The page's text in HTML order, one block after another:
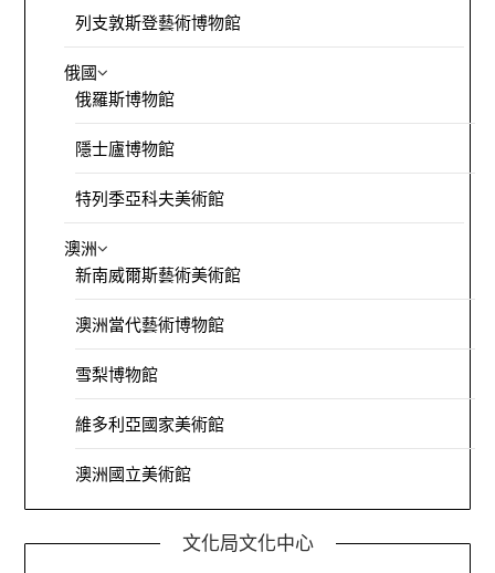
列支敦斯登藝術博物館
俄國
俄羅斯博物館
隱士廬博物館
特列季亞科夫美術館
澳洲
新南威爾斯藝術美術館
澳洲當代藝術博物館
雪梨博物館
維多利亞國家美術館
澳洲國立美術館
文化局文化中心